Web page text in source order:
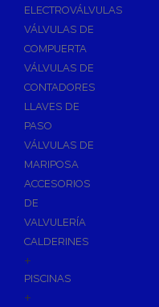
ELECTROVÁLVULAS
VÁLVULAS DE
COMPUERTA
VÁLVULAS DE
CONTADORES
LLAVES DE
PASO
VÁLVULAS DE
MARIPOSA
ACCESORIOS
DE
VALVULERÍA
CALDERINES
+
PISCINAS
+